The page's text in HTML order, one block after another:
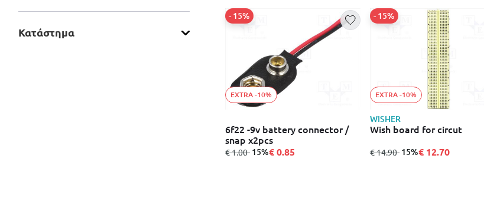
Κατάστημα
EXTRA -10%
6f22 -9v battery connector /
snap x2pcs
από
€ 1.00σε
- 15%
- 15%€ 0.85
EXTRA -10%
WISHER
Wish board for circut
από
€ 14.90σε
- 15%
- 15%€ 12.70